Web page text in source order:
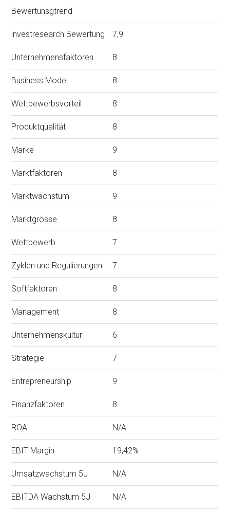
Bewertunsgtrend
investresearch Bewertung 7,9
Unternehmensfaktoren 8
Business Model 8
Wettbewerbsvorteil 8
Produktqualität 8
Marke 9
Marktfaktoren 8
Marktwachstum 9
Marktgrösse 8
Wettbewerb 7
Zyklen und Regulierungen 7
Softfaktoren 8
Management 8
Unternehmenskultur 6
Strategie 7
Entrepreneurship 9
Finanzfaktoren 8
ROA N/A
EBIT Margin 19,42%
Umsatzwachstum 5J N/A
EBITDA Wachstum 5J N/A